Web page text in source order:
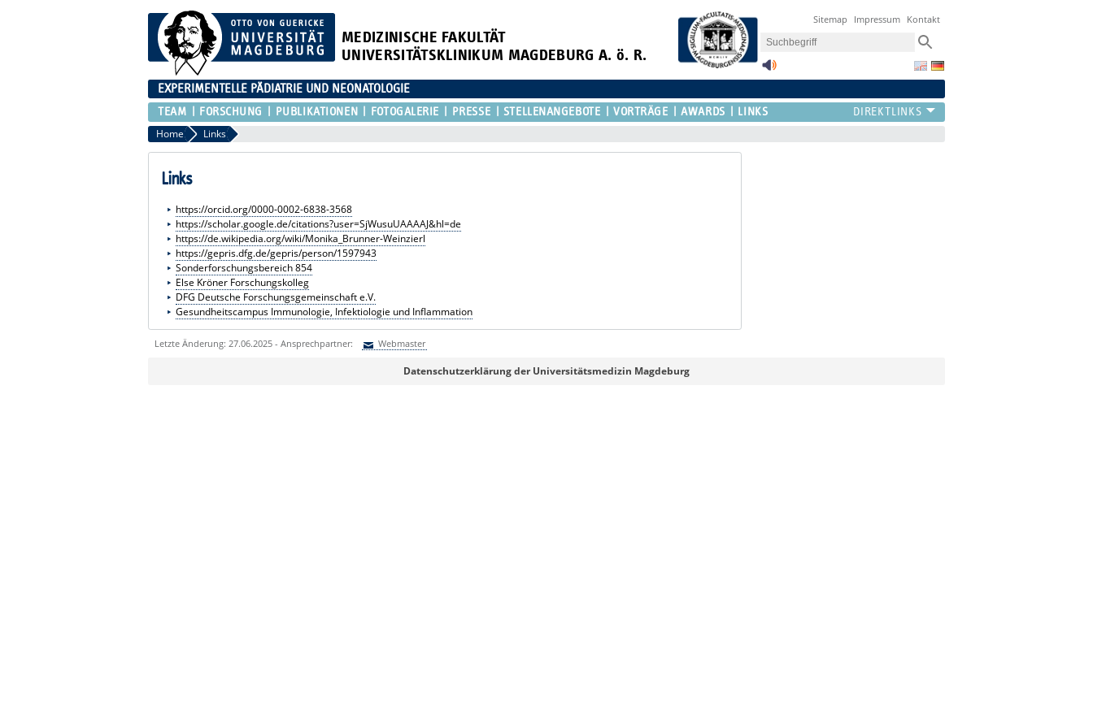
MEDIZINISCHE FAKULTÄT
UNIVERSITÄTSKLINIKUM MAGDEBURG A. ö. R.
Sitemap Impressum Kontakt
EXPERIMENTELLE PÄDIATRIE UND NEONATOLOGIE
TEAM FORSCHUNG PUBLIKATIONEN FOTOGALERIE PRESSE STELLENANGEBOTE VORTRÄGE AWARDS LINKS
Home Links
Links
https://orcid.org/0000-0002-6838-3568
https://scholar.google.de/citations?user=SjWusuUAAAAJ&hl=de
https://de.wikipedia.org/wiki/Monika_Brunner-Weinzierl
https://gepris.dfg.de/gepris/person/1597943
Sonderforschungsbereich 854
Else Kröner Forschungskolleg
DFG Deutsche Forschungsgemeinschaft e.V.
Gesundheitscampus Immunologie, Infektiologie und Inflammation
Letzte Änderung: 27.06.2025 - Ansprechpartner: Webmaster
WebmasterDatenschutzerklärung der Universitätsmedizin Magdeburg